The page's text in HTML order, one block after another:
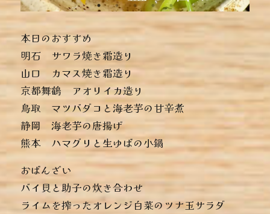
本日のおすすめ
︎明石 サワラ焼き霜造り
︎山口 カマス焼き霜造り
︎京都舞鶴 アオリイカ造り
︎鳥取 マツバダコと海老芋の甘辛煮
︎静岡 海老芋の唐揚げ
︎熊本 ハマグリと生ゆばの小鍋
おばんざい
︎バイ貝と助子の炊き合わせ
︎ライムを搾ったオレンジ白菜のツナ玉サラダ